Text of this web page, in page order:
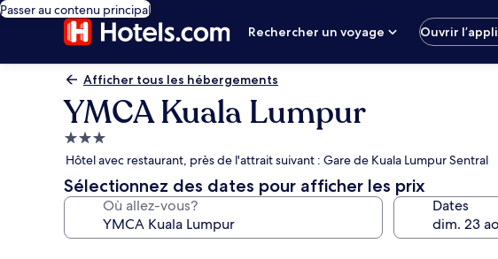
Passer au contenu principal
Rechercher un voyage
Ouvrir l’appli
Afficher tous les hébergements
YMCA Kuala Lumpur
Hébergement
3.0 étoiles
Hôtel avec restaurant, près de l'attrait suivant : Gare de Kuala Lumpur Sentral
Sélectionnez des dates pour afficher les prix
Où allez-vous? Dates